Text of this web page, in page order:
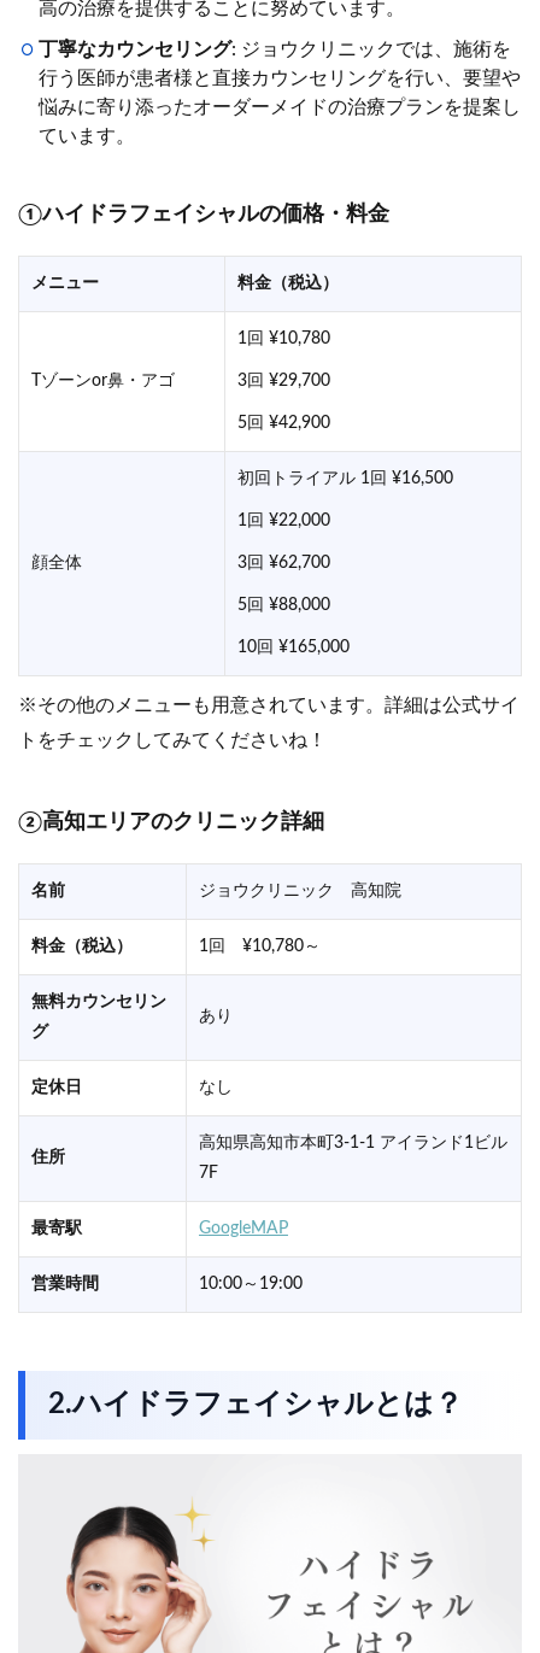
高の治療を提供することに努めています。
丁寧なカウンセリング: ジョウクリニックでは、施術を
行う医師が患者様と直接カウンセリングを行い、要望や
悩みに寄り添ったオーダーメイドの治療プランを提案し
ています。
①ハイドラフェイシャルの価格・料金
メニュー 料金（税込）
Tゾーンor鼻・アゴ
1回 ¥10,780
3回 ¥29,700
5回 ¥42,900
顔全体
初回トライアル 1回 ¥16,500
1回 ¥22,000
3回 ¥62,700
5回 ¥88,000
10回 ¥165,000
※その他のメニューも用意されています。詳細は公式サイ
トをチェックしてみてくださいね！
②高知エリアのクリニック詳細
名前 ジョウクリニック 高知院
料金（税込） 1回 ¥10,780～
無料カウンセリン
グ
あり
定休日 なし
住所
高知県高知市本町3-1-1 アイランド1ビル
7F
最寄駅 GoogleMAP
営業時間 10:00～19:00
2.ハイドラフェイシャルとは？